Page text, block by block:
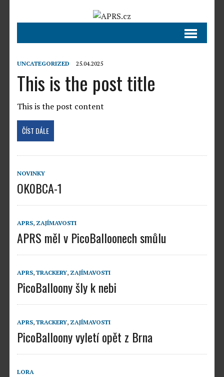
UNCATEGORIZED 25.04.2025
This is the post title
This is the post content
ČÍST DÁLE
NOVINKY
OK0BCA-1
APRS, ZAJÍMAVOSTI
APRS měl v PicoBalloonech smůlu
APRS, TRACKERY, ZAJÍMAVOSTI
PicoBalloony šly k nebi
APRS, TRACKERY, ZAJÍMAVOSTI
PicoBalloony vyletí opět z Brna
LORA